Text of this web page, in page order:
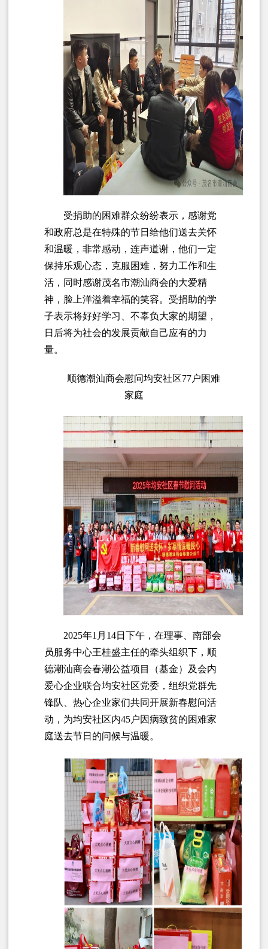
受捐助的困难群众纷纷表示，感谢党
和政府总是在特殊的节日给他们送去关怀
和温暖，非常感动，连声道谢，他们一定
保持乐观心态，克服困难，努力工作和生
活，同时感谢茂名市潮汕商会的大爱精
神，脸上洋溢着幸福的笑容。受捐助的学
子表示将好好学习、不辜负大家的期望，
日后将为社会的发展贡献自己应有的力
量。
顺德潮汕商会慰问均安社区77户困难
家庭
2025年1月14日下午，在理事、南部会
员服务中心王桂盛主任的牵头组织下，顺
德潮汕商会春潮公益项目（基金）及会内
爱心企业联合均安社区党委，组织党群先
锋队、热心企业家们共同开展新春慰问活
动，为均安社区内45户因病致贫的困难家
庭送去节日的问候与温暖。